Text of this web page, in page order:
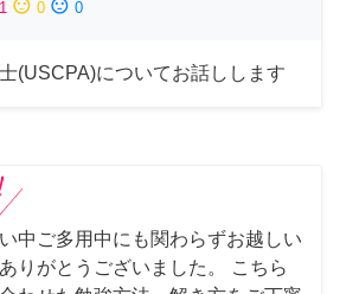
sentiment_neutral 0 sentiment_dissatisfied 0
(USCPA)についてお話しします
中ご多用中にも関わらずお越しい
りがとうございました。 こちら